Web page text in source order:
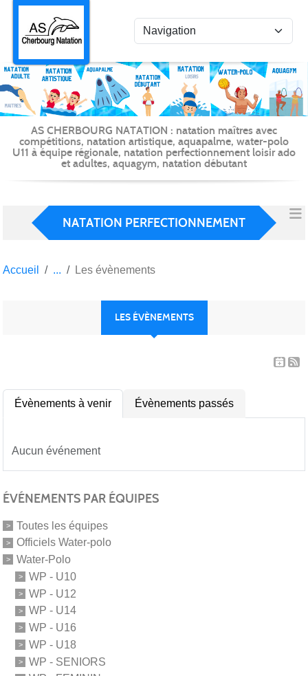
AS CHERBOURG NATATION : natation maîtres avec
compétitions, natation artistique, aquapalme, water-polo
U11 à équipe régionale, natation perfectionnement loisir ado
et adultes, aquagym, natation débutant
NATATION PERFECTIONNEMENT
Accueil Les évènements
LES ÉVÈNEMENTS
Évènements à venir Évènements passés
Aucun événement
ÉVÉNEMENTS PAR ÉQUIPES
Toutes les équipes
Officiels Water-polo
Water-Polo
WP - U10
WP - U12
WP - U14
WP - U16
WP - U18
WP - SENIORS
Panneau de gestion des cookies